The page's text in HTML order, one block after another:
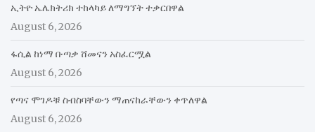
ኢትዮ ኤሌክትሪክ ተከላካይ ለማግኘት ተቃርበዋል
August 6, 2026
ፋሲል ከነማ ቡጣቃ ሸመናን አስፈርሟል
August 6, 2026
የጣና ሞገዶቹ ስብስባቸውን ማጠናከራቸውን ቀጥለዋል
August 6, 2026